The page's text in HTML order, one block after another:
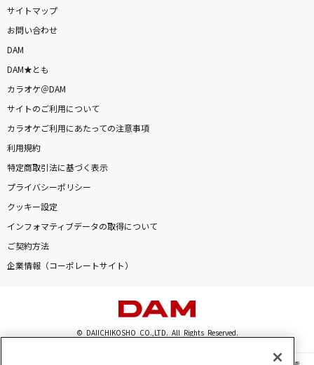
サイトマップ
お問い合わせ
DAM
DAM★とも
カラオケ＠DAM
サイトのご利用について
カラオケご利用にあたっての注意事項
利用規約
特定商取引法に基づく表示
プライバシーポリシー
クッキー設定
インフォマティブデータの取得について
ご契約方法
企業情報（コーポレートサイト）
© DAIICHIKOSHO CO.,LTD. All Rights Reserved.